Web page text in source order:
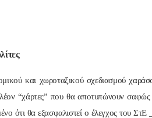
και χωροταξικού σχεδιασμού
“χάρτες” που θα αποτυπώνουν σαφώς
ότι θα εξασφαλιστεί ο έλεγχος του